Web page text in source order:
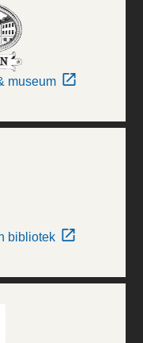
museum
bibliotek